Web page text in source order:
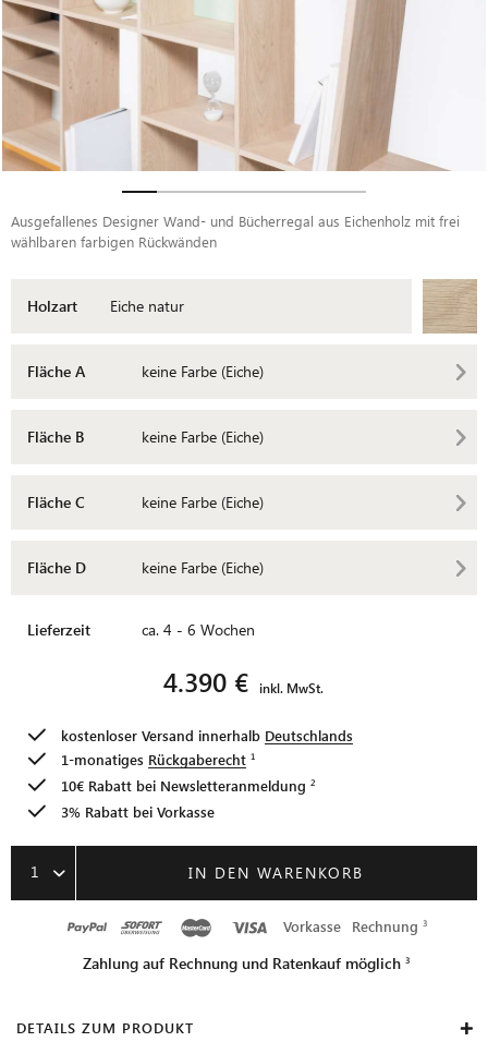
Ausgefallenes Designer Wand- und Bücherregal aus Eichenholz mit frei
wählbaren farbigen Rückwänden
Holzart Eiche natur
Fläche A keine Farbe (Eiche)
Fläche B keine Farbe (Eiche)
Fläche C keine Farbe (Eiche)
Fläche D keine Farbe (Eiche)
Lieferzeit ca. 4 - 6 Wochen
4.390 € inkl. MwSt.
kostenloser Versand innerhalb Deutschlands
1-monatiges Rückgaberecht
10€ Rabatt bei Newsletteranmeldung
3% Rabatt bei Vorkasse
1 IN DEN WARENKORB
Vorkasse Rechnung
Zahlung auf Rechnung und Ratenkauf möglich
DETAILS ZUM PRODUKT